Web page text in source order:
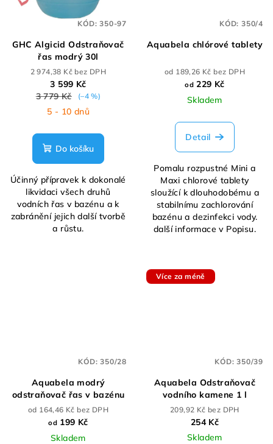
GHC Algicid Odstraňovač
řas modrý 30l
2 974,38 Kč bez DPH
3 599 Kč
3 779 Kč
(–4 %)
5 - 10 dnů
Do košíku
Účinný přípravek k dokonalé
likvidaci všech druhů
vodních řas v bazénu a k
zabránění jejich další tvorbě
a růstu.
KÓD:350-97
Aquabela chlórové tablety
od 189,26 Kč bez DPH
od 229 Kč
Skladem
Detail
Pomalu rozpustné Mini a
Maxi chlorové tablety
sloužící k dlouhodobému a
stabilnímu zachlorování
bazénu a dezinfekci vody.
další informace v Popisu.
KÓD: 350/4
Aquabela modrý
odstraňovač řas v bazénu
od 164,46 Kč bez DPH
od 199 Kč
Skladem
KÓD:350/28
Více za méně
Aquabela Odstraňovač
vodního kamene 1 l
209,92 Kč bez DPH
254 Kč
Skladem
KÓD:350/39